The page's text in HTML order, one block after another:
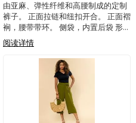
由亚麻、弹性纤维和高腰制成的定制
裤子。 正面拉链和纽扣开合。 正面褶
裥，腰带带环。 侧袋，内置后袋 形状
是直的。 成分： 80%粘胶纤维 20%
亚麻 巴西制造。 可选颜色：黑色、淡
褐色、橙色 3240302- 定制裤子
阅读详情